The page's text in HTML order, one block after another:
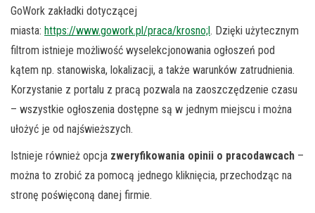
GoWork zakładki dotyczącej
miasta: https://www.gowork.pl/praca/krosno;l. Dzięki użytecznym
filtrom istnieje możliwość wyselekcjonowania ogłoszeń pod
kątem np. stanowiska, lokalizacji, a także warunków zatrudnienia.
Korzystanie z portalu z pracą pozwala na zaoszczędzenie czasu
– wszystkie ogłoszenia dostępne są w jednym miejscu i można
ułożyć je od najświeższych.
Istnieje również opcja zweryfikowania opinii o pracodawcach –
można to zrobić za pomocą jednego kliknięcia, przechodząc na
stronę poświęconą danej firmie.